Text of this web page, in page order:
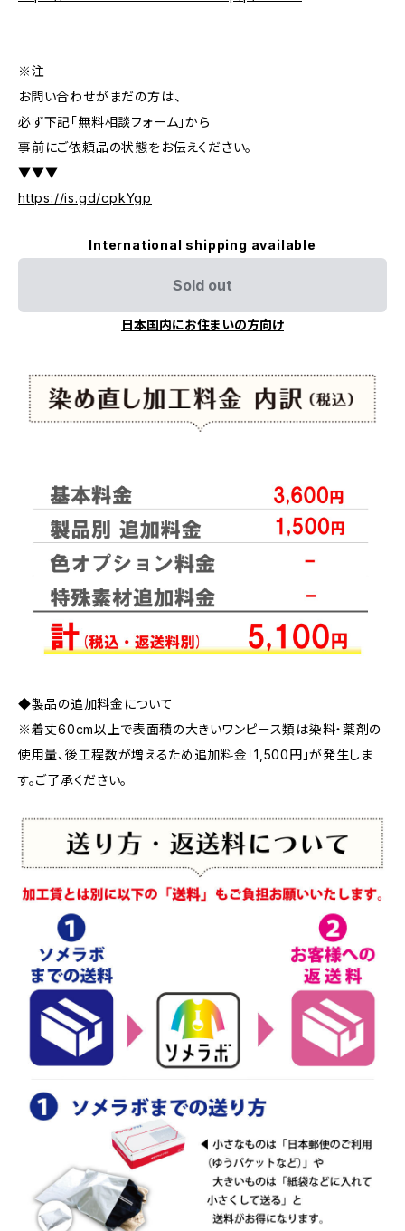
※注
お問い合わせがまだの方は、
必ず下記「無料相談フォーム」から
事前にご依頼品の状態をお伝えください。
▼▼▼
https://is.gd/cpkYgp
International shipping available
Sold out
日本国内にお住まいの方向け
◆製品の追加料金について
※着丈60cm以上で表面積の大きいワンピース類は染料・薬剤の
使用量、後工程数が増えるため追加料金「1,500円」が発生しま
す。ご了承ください。